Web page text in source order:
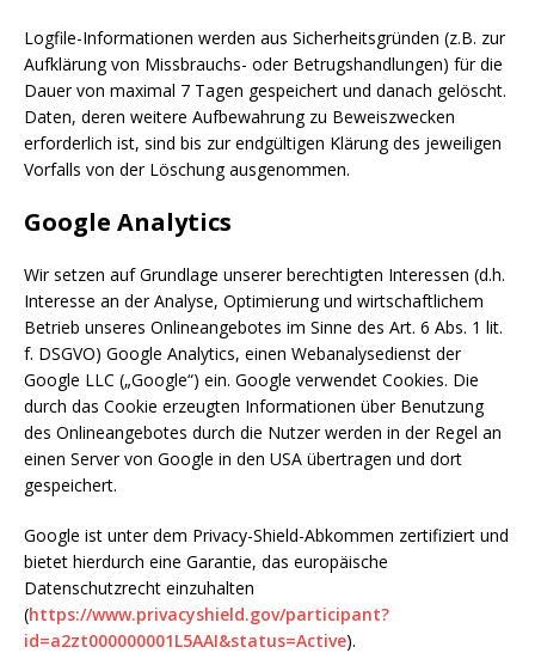
Logfile-Informationen werden aus Sicherheitsgründen (z.B. zur
Aufklärung von Missbrauchs- oder Betrugshandlungen) für die
Dauer von maximal 7 Tagen gespeichert und danach gelöscht.
Daten, deren weitere Aufbewahrung zu Beweiszwecken
erforderlich ist, sind bis zur endgültigen Klärung des jeweiligen
Vorfalls von der Löschung ausgenommen.
Google Analytics
Wir setzen auf Grundlage unserer berechtigten Interessen (d.h.
Interesse an der Analyse, Optimierung und wirtschaftlichem
Betrieb unseres Onlineangebotes im Sinne des Art. 6 Abs. 1 lit.
f. DSGVO) Google Analytics, einen Webanalysedienst der
Google LLC („Google“) ein. Google verwendet Cookies. Die
durch das Cookie erzeugten Informationen über Benutzung
des Onlineangebotes durch die Nutzer werden in der Regel an
einen Server von Google in den USA übertragen und dort
gespeichert.
Google ist unter dem Privacy-Shield-Abkommen zertifiziert und
bietet hierdurch eine Garantie, das europäische
Datenschutzrecht einzuhalten
(https://www.privacyshield.gov/participant?
id=a2zt000000001L5AAI&status=Active).